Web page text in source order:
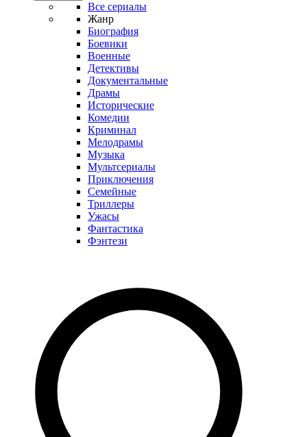
Все сериалы
Жанр
Биография
Боевики
Военные
Детективы
Документальные
Драмы
Исторические
Комедии
Криминал
Мелодрамы
Музыка
Мультсериалы
Приключения
Семейные
Триллеры
Ужасы
Фантастика
Фэнтези